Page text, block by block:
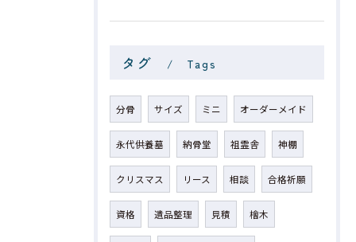
タグ Tags
分骨 サイズ ミニ オーダーメイド
永代供養墓 納骨堂 祖霊舎 神棚
クリスマス リース 相談 合格祈願
資格 遺品整理 見積 檜木